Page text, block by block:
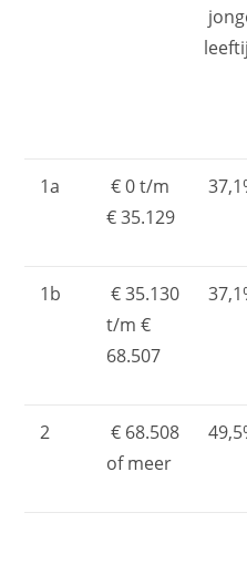
1a
€ 0 t/m
€ 35.129
1b
€ 35.130
t/m €
68.507
2
€ 68.508
of meer